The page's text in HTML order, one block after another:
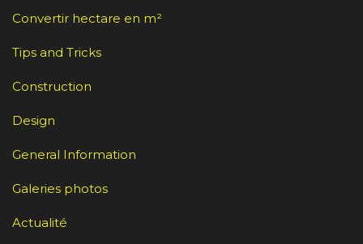
Convertir hectare en m²
Tips and Tricks
Construction
Design
General Information
Galeries photos
Actualité